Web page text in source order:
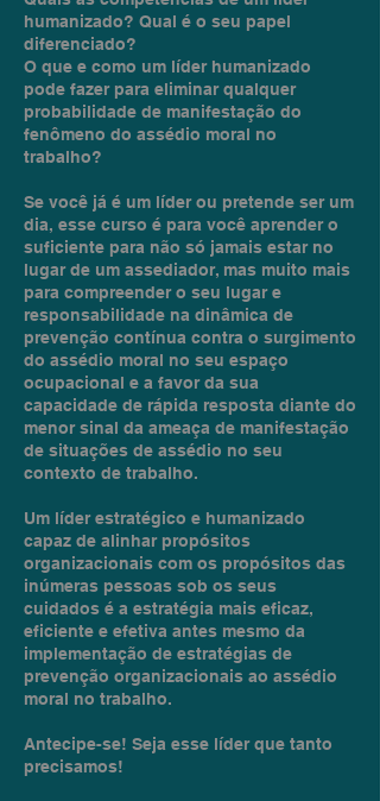
humanizado? Qual é o seu papel
diferenciado?
O que e como um líder humanizado
pode fazer para eliminar qualquer
probabilidade de manifestação do
fenômeno do assédio moral no
trabalho?
Se você já é um líder ou pretende ser um
dia, esse curso é para você aprender o
suficiente para não só jamais estar no
lugar de um assediador, mas muito mais
para compreender o seu lugar e
responsabilidade na dinâmica de
prevenção contínua contra o surgimento
do assédio moral no seu espaço
ocupacional e a favor da sua
capacidade de rápida resposta diante do
menor sinal da ameaça de manifestação
de situações de assédio no seu
contexto de trabalho.
Um líder estratégico e humanizado
capaz de alinhar propósitos
organizacionais com os propósitos das
inúmeras pessoas sob os seus
cuidados é a estratégia mais eficaz,
eficiente e efetiva antes mesmo da
implementação de estratégias de
prevenção organizacionais ao assédio
moral no trabalho.
Antecipe-se! Seja esse líder que tanto
precisamos!